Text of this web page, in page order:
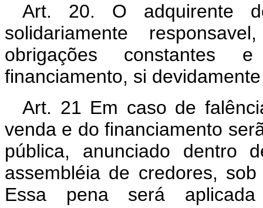
Art. 20. O adquirente
solidariamente
obrigações constantes
financiamento, si
Art. 21 Em caso de
venda e do financiamento
pública, anunciado dentro
assembléia de credores,
Essa pena será